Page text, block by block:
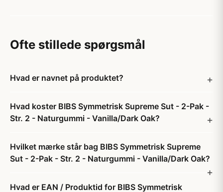
Ofte stillede spørgsmål
Hvad er navnet på produktet?
Hvad koster BIBS Symmetrisk Supreme Sut - 2-Pak -
Str. 2 - Naturgummi - Vanilla/Dark Oak?
Hvilket mærke står bag BIBS Symmetrisk Supreme
Sut - 2-Pak - Str. 2 - Naturgummi - Vanilla/Dark Oak?
Hvad er EAN / Produktid for BIBS Symmetrisk